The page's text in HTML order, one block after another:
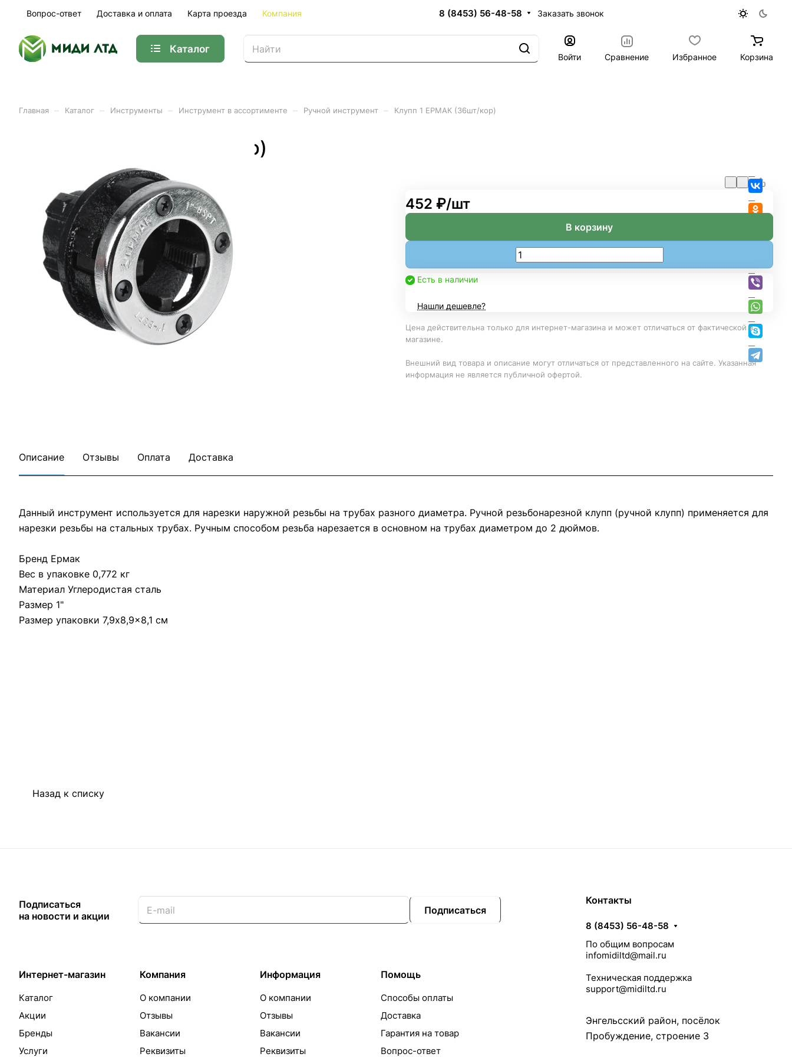
Вопрос-ответ Доставка и оплата Карта проезда Компания 8 (8453) 56-48-58 Заказать звонок
Каталог
Войти Сравнение Избранное Корзина
Главная Каталог Инструменты Инструмент в ассортименте Ручной инструмент Клупп 1 ЕРМАК (36шт/кор)
Клупп 1 ЕРМАК (36шт/кор)
Все товары Ермак Все товары категории
452 ₽/шт
В корзину
Есть в наличии
Нашли дешевле?
Цена действительна только для интернет-магазина и может отличаться от фактической в
магазине.
Внешний вид товара и описание могут отличаться от представленного на сайте. Указанная
информация не является публичной офертой.
Описание Отзывы Оплата Доставка
Данный инструмент используется для нарезки наружной резьбы на трубах разного диаметра. Ручной резьбонарезной клупп (ручной клупп) применяется для
нарезки резьбы на стальных трубах. Ручным способом резьба нарезается в основном на трубах диаметром до 2 дюймов.
Бренд Ермак
Вес в упаковке 0,772 кг
Материал Углеродистая сталь
Размер 1"
Размер упаковки 7,9x8,9x8,1 см
Назад к списку
Подписаться
на новости и акции
Подписаться
Интернет-магазин
Каталог
Акции
Бренды
Услуги
Компания
О компании
Отзывы
Вакансии
Реквизиты
Информация
О компании
Отзывы
Вакансии
Реквизиты
Помощь
Способы оплаты
Доставка
Гарантия на товар
Вопрос-ответ
Контакты
8 (8453) 56-48-58
По общим вопросам
infomidiltd@mail.ru
Техническая поддержка
support@midiltd.ru
Энгельсский район, посёлок
Пробуждение, строение 3